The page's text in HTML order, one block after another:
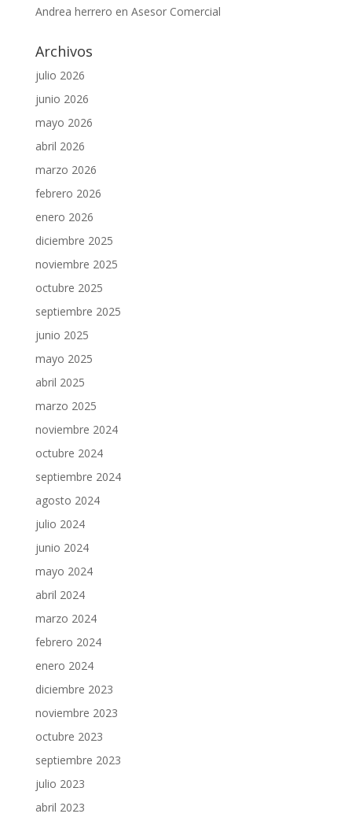
Andrea herrero en Asesor Comercial
Archivos
julio 2026
junio 2026
mayo 2026
abril 2026
marzo 2026
febrero 2026
enero 2026
diciembre 2025
noviembre 2025
octubre 2025
septiembre 2025
junio 2025
mayo 2025
abril 2025
marzo 2025
noviembre 2024
octubre 2024
septiembre 2024
agosto 2024
julio 2024
junio 2024
mayo 2024
abril 2024
marzo 2024
febrero 2024
enero 2024
diciembre 2023
noviembre 2023
octubre 2023
septiembre 2023
julio 2023
abril 2023